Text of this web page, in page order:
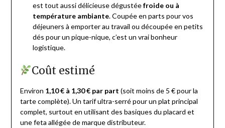
est tout aussi délicieuse dégustéefroide ou à
température ambiante. Coupée en parts pour vos
déjeuners à emporter au travail ou découpée en petits
dés pour un pique-nique, c’est un vrai bonheur
logistique.
Coût estimé
Environ 1,10 € à 1,30 € par part (soit moins de 5 € pour la
tarte complète). Un tarif ultra-serré pour un plat principal
complet, surtout en utilisant des basiques du placard et
une feta allégée de marque distributeur.